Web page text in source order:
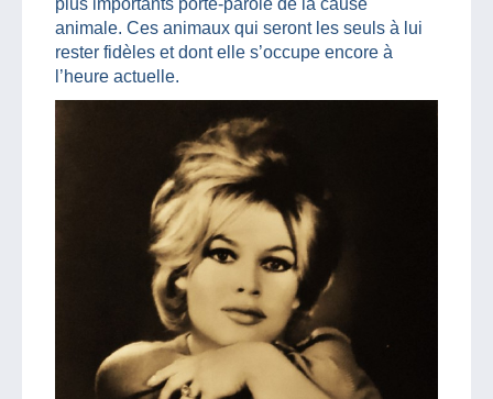
plus importants porte-parole de la cause
animale. Ces animaux qui seront les seuls à lui
rester fidèles et dont elle s’occupe encore à
l’heure actuelle.